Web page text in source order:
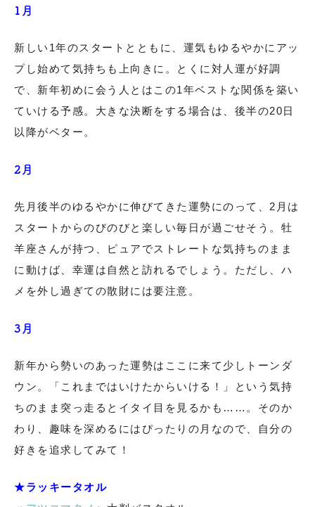
1月
新しい1年のスタートとともに、運気もゆるやかにアッ
プし始めて気持ちも上向きに。とくに対人運が好調
で、新年初めに会う人とはこの1年ベストな関係を築い
ていける予感。大きな決断をする場合は、後半の20日
以降がベター。
2月
先月後半のゆるやかに伸びてきた運勢にのって、2月は
スタートからのびのびと楽しい毎日が過ごせそう。牡
羊座さんが持つ、ピュアでストレートな気持ちのまま
に動けば、幸運は自然と訪れるでしょう。ただし、ハ
メを外し過ぎての散財には要注意。
3月
新年から勢いのあった運勢はここに来て少しトーンダ
ウン。「これまではいけたからいける！」という気持
ちのまま突っ走るとイタイ目を見るかも……。そのか
わり、趣味を深めるにはぴったりの月なので、自分の
好きを追求してみて！
★ラッキータオル